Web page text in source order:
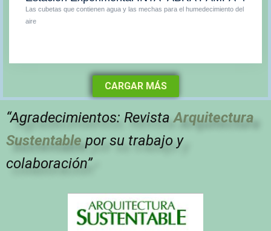
Las cubetas que contienen agua y las mechas para el humedecimiento del
aire
CARGAR MÁS
“Agradecimientos: RevistaArquitectura
Sustentablepor su trabajo y
colaboración”